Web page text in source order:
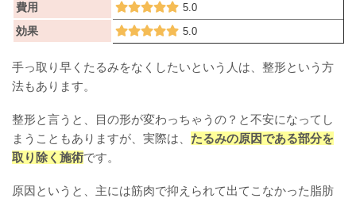
費用 5.0
効果 5.0
手っ取り早くたるみをなくしたいという人は、整形という方
法もあります。
整形と言うと、目の形が変わっちゃうの？と不安になってし
まうこともありますが、実際は、 たるみの原因である部分を
取り除く施術です。
原因というと、主には筋肉で抑えられて出てこなかった脂肪